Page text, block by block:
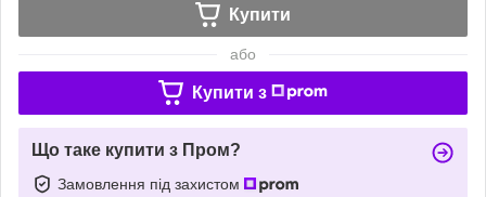
Купити
або
Купити з
Що таке купити з Пром?
Замовлення під захистом